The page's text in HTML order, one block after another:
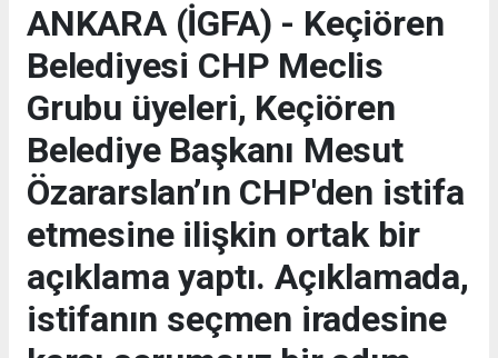
ANKARA (İGFA) - Keçiören
Belediyesi CHP Meclis
Grubu üyeleri, Keçiören
Belediye Başkanı Mesut
Özararslan’ın CHP'den istifa
etmesine ilişkin ortak bir
açıklama yaptı. Açıklamada,
istifanın seçmen iradesine